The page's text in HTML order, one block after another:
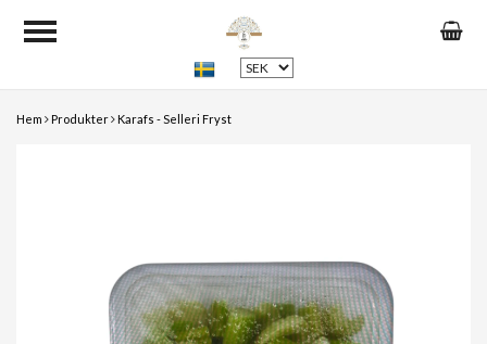
Hem Produkter Karafs - Selleri Fryst